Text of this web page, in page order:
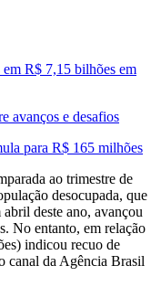
em R$ 7,15 bilhões em
avanços e desafios
para R$ 165 milhões
ao trimestre de
desocupada, que
deste ano, avançou
No entanto, em relação
indicou recuo de
canal da Agência Brasil